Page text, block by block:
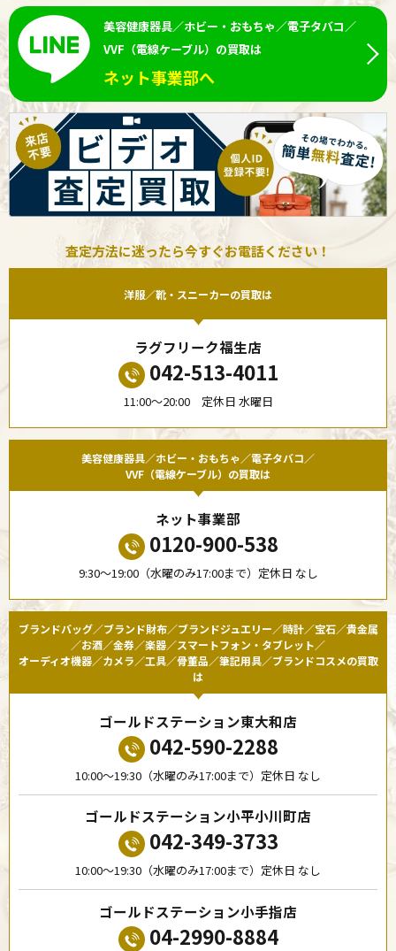
美容健康器具／ホビー・おもちゃ／電子タバコ／
VVF（電線ケーブル）の買取は
ネット事業部へ
査定方法に迷ったら今すぐお電話ください！
洋服／靴・スニーカーの買取は
ラグフリーク福生店
042-513-4011
11:00〜20:00 定休日 水曜日
美容健康器具／ホビー・おもちゃ／電子タバコ／
VVF（電線ケーブル）の買取は
ネット事業部
0120-900-538
9:30〜19:00（水曜のみ17:00まで）定休日 なし
ブランドバッグ／ブランド財布／ブランドジュエリー／時計／宝石／貴金属
／お酒／金券／楽器／スマートフォン・タブレット／
オーディオ機器／カメラ／工具／骨董品／筆記用具／ブランドコスメの買取
は
ゴールドステーション東大和店
042-590-2288
10:00〜19:30（水曜のみ17:00まで）定休日 なし
ゴールドステーション小平小川町店
042-349-3733
10:00〜19:30（水曜のみ17:00まで）定休日 なし
ゴールドステーション小手指店
04-2990-8884